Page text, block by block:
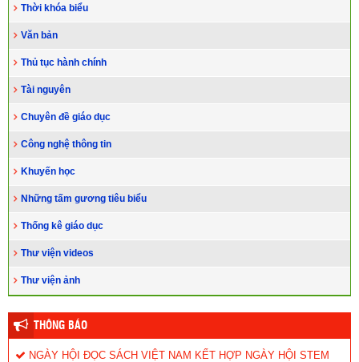
Thời khóa biểu
Văn bản
Thủ tục hành chính
Tài nguyên
Chuyên đề giáo dục
Công nghệ thông tin
Khuyến học
Những tấm gương tiêu biểu
Thống kê giáo dục
Thư viện videos
Thư viện ảnh
THÔNG BÁO
NGÀY HỘI ĐỌC SÁCH VIỆT NAM KẾT HỢP NGÀY HỘI STEM